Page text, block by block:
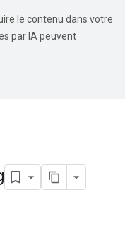
le contenu dans votre
par IA peuvent